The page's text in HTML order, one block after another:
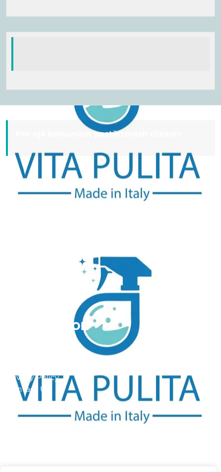
Për një komunitet pastërtorësh cilësor
Information
Privacy Policy
Contact Us